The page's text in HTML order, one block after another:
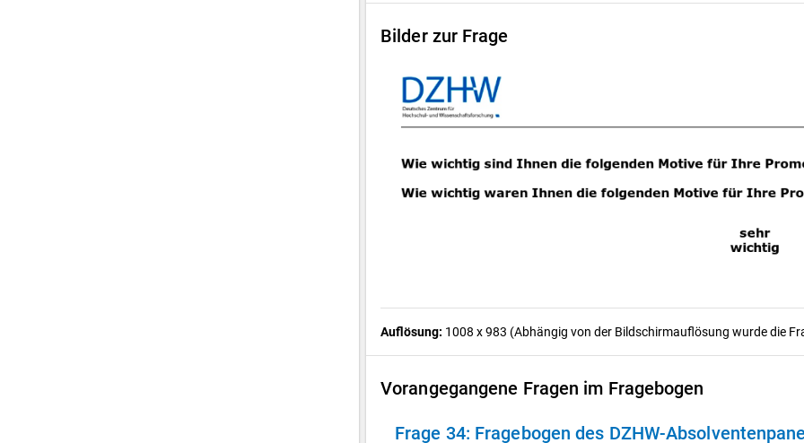
Bilder zur Frage
Auflösung: 1008 x 983 (Abhängig von der Bildschirmauflösung wurde die
Vorangegangene Fragen im Fragebogen
Frage 34: Fragebogen des DZHW-Absolventenpanels